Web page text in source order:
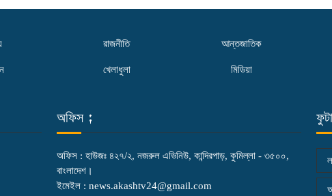
রাজনীতি আন্তজাতিক
খেলাধুলা মিডিয়া
অফিস :
অফিস : হাউজঃ ৪২৭/২, নজরুল এভিনিউ, কান্দিরপাড়, কুমিল্লা - ৩৫০০,
বাংলাদেশ।
ইমেইল : news.akashtv24@gmail.com